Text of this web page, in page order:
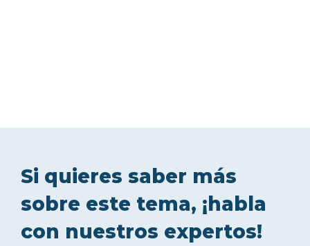
Si quieres saber más
sobre este tema, ¡habla
con nuestros expertos!